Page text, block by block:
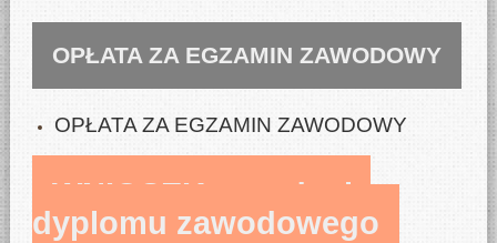
OPŁATA ZA EGZAMIN ZAWODOWY
OPŁATA ZA EGZAMIN ZAWODOWY
WNIOSEK o wydanie
dyplomu zawodowego